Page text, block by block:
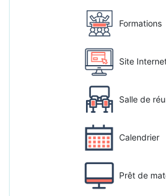
Formations
Site
Salle de
Calendrier
Prêt de